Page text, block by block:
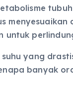
untuk
yang
banyak